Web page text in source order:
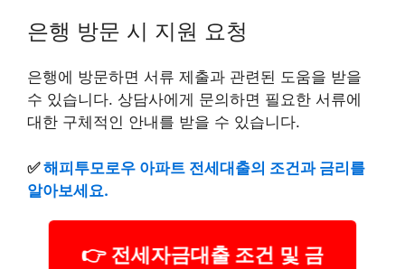
은행 방문 시 지원 요청
은행에 방문하면 서류 제출과 관련된 도움을 받을
수 있습니다. 상담사에게 문의하면 필요한 서류에
대한 구체적인 안내를 받을 수 있습니다.
✅해피투모로우 아파트 전세대출의 조건과 금리를
알아보세요.
👉 전세자금대출 조건 및 금